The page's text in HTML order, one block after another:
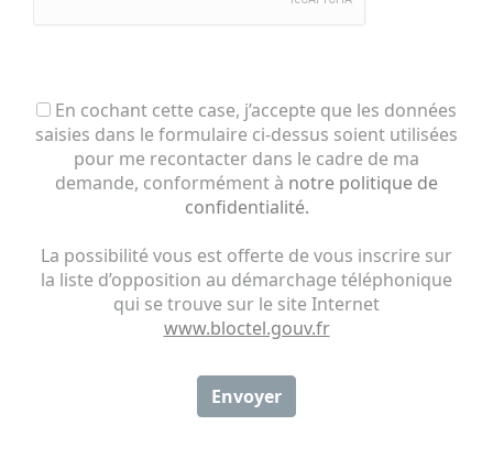
En cochant cette case, j’accepte que les données
saisies dans le formulaire ci-dessus soient utilisées
pour me recontacter dans le cadre de ma
demande, conformément à notre politique de
confidentialité.
La possibilité vous est offerte de vous inscrire sur
la liste d’opposition au démarchage téléphonique
qui se trouve sur le site Internet
www.bloctel.gouv.fr
Envoyer